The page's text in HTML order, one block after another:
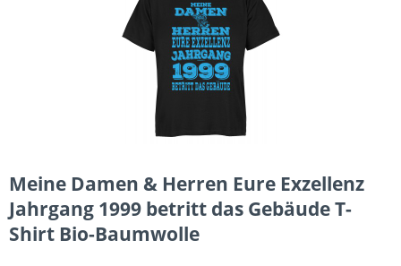
Meine Damen & Herren Eure Exzellenz
Jahrgang 1999 betritt das Gebäude T-
Shirt Bio-Baumwolle